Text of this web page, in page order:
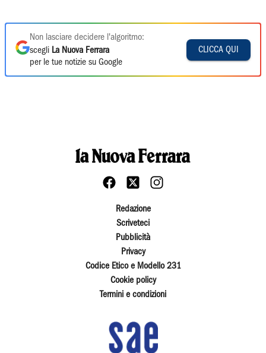
Non lasciare decidere l'algoritmo:
scegli La Nuova Ferrara
per le tue notizie su Google
CLICCA QUI
Redazione
Scriveteci
Pubblicità
Privacy
Codice Etico e Modello 231
Cookie policy
Termini e condizioni